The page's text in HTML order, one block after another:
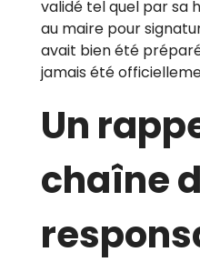
validé tel quel par sa
au maire pour
avait bien été
jamais été
Un
chaîne